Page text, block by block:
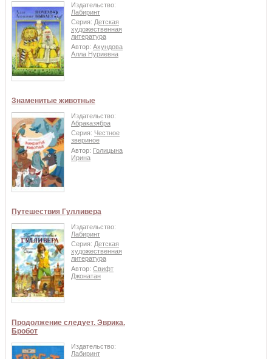
Издательство:
Лабиринт
Серия: Детская
художественная
литература
Автор: Ахундова
Алла Нуриевна
Знаменитые животные
Издательство:
Абраказябра
Серия: Честное
звериное
Автор: Голицына
Ирина
Путешествия Гулливера
Издательство:
Лабиринт
Серия: Детская
художественная
литература
Автор: Свифт
Джонатан
Продолжение следует. Эврика.
Бробот
Издательство:
Лабиринт